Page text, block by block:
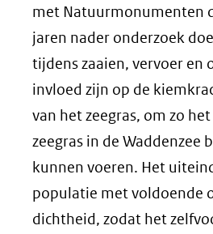
met Natuurmonumenten
jaren nader onderzoek
tijdens zaaien, vervoer en
invloed zijn op de
van het zeegras, om zo
zeegras in de Waddenzee
kunnen voeren. Het
populatie met voldoende
dichtheid, zodat het